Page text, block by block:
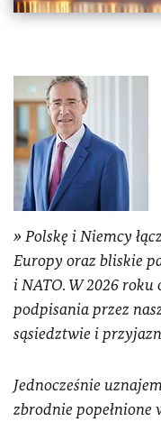
Polskę i Niemcy
Europy oraz bliskie
i NATO. W 2026
podpisania przez
sąsiedztwie i
Jednocześnie
zbrodnie popełnione